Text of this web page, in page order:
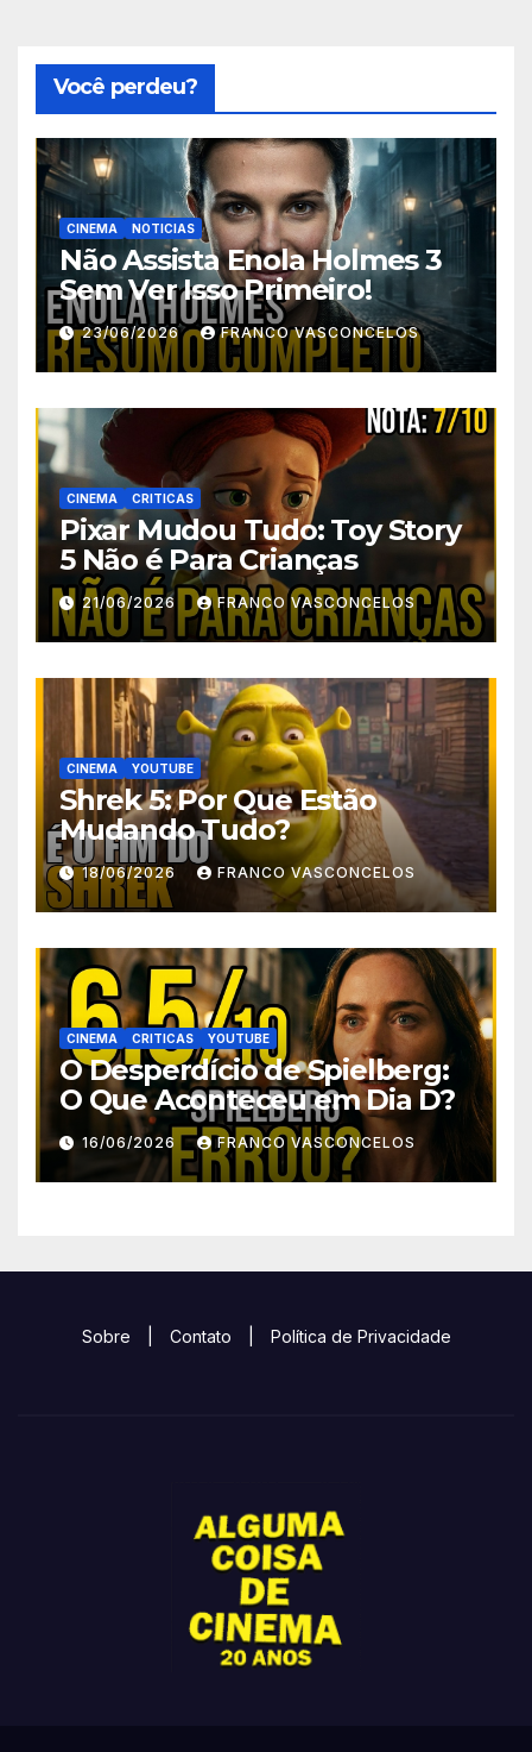
Você perdeu?
CINEMA NOTICIAS
Não Assista Enola Holmes 3
Sem Ver Isso Primeiro!
23/06/2026 FRANCO VASCONCELOS
CINEMA CRITICAS
Pixar Mudou Tudo: Toy Story
5 Não é Para Crianças
21/06/2026 FRANCO VASCONCELOS
CINEMA YOUTUBE
Shrek 5: Por Que Estão
Mudando Tudo?
18/06/2026 FRANCO VASCONCELOS
CINEMA CRITICAS YOUTUBE
O Desperdício de Spielberg:
O Que Aconteceu em Dia D?
16/06/2026 FRANCO VASCONCELOS
Sobre Contato Política de Privacidade